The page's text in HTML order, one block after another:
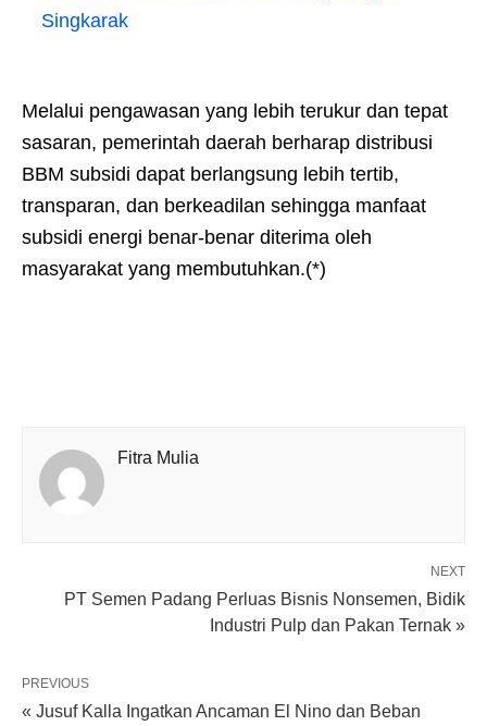
Singkarak
Melalui pengawasan yang lebih terukur dan tepat
sasaran, pemerintah daerah berharap distribusi
BBM subsidi dapat berlangsung lebih tertib,
transparan, dan berkeadilan sehingga manfaat
subsidi energi benar-benar diterima oleh
masyarakat yang membutuhkan.(*)
Fitra Mulia
NEXT
PT Semen Padang Perluas Bisnis Nonsemen, Bidik
Industri Pulp dan Pakan Ternak »
PREVIOUS
« Jusuf Kalla Ingatkan Ancaman El Nino dan Beban